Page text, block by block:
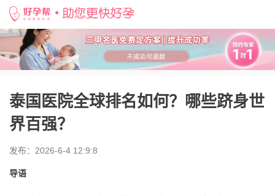
好孕帮 > 备孕知识 > 泰国医院全球排名如何？哪些跻身世界百强？
泰国医院全球排名如何？哪些跻身世
界百强？
发布：2026-6-4 12:9:8
导语